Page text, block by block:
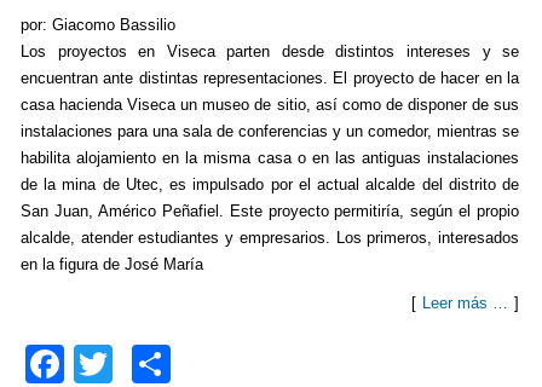
o
k
por: Giacomo Bassilio
Los proyectos en Viseca parten desde distintos intereses y se
encuentran ante distintas representaciones. El proyecto de hacer en la
casa hacienda Viseca un museo de sitio, así como de disponer de sus
instalaciones para una sala de conferencias y un comedor, mientras se
habilita alojamiento en la misma casa o en las antiguas instalaciones
de la mina de Utec, es impulsado por el actual alcalde del distrito de
San Juan, Américo Peñafiel. Este proyecto permitiría, según el propio
alcalde, atender estudiantes y empresarios. Los primeros, interesados
en la figura de José María
[ Leer más … ]
F